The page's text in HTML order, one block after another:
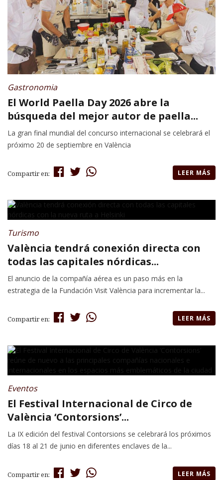
Gastronomia
El World Paella Day 2026 abre la
búsqueda del mejor autor de paella...
La gran final mundial del concurso internacional se celebrará el
próximo 20 de septiembre en València
Compartir en: LEER MÁS
Turismo
València tendrá conexión directa con
todas las capitales nórdicas...
El anuncio de la compañía aérea es un paso más en la
estrategia de la Fundación Visit València para incrementar la...
Compartir en: LEER MÁS
Eventos
El Festival Internacional de Circo de
València ‘Contorsions’...
La IX edición del festival Contorsions se celebrará los próximos
días 18 al 21 de junio en diferentes enclaves de la...
Compartir en: LEER MÁS